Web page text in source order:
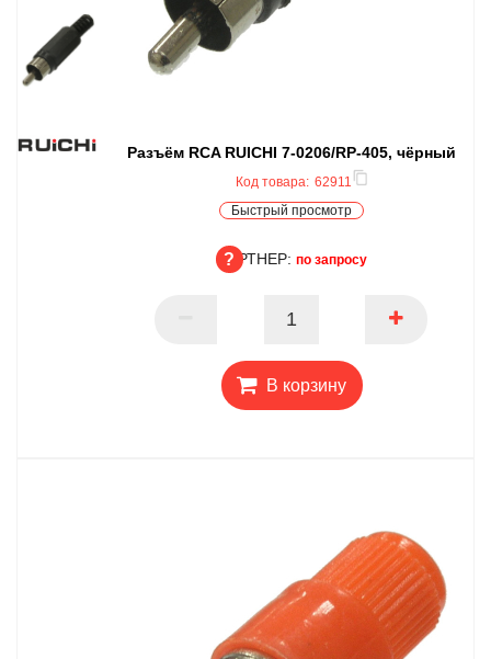
Разъём RCA RUICHI 7-0206/RP-405, чёрный
Код товара: 62911
Быстрый просмотр
ПАРТНЕР: по запросу
В корзину